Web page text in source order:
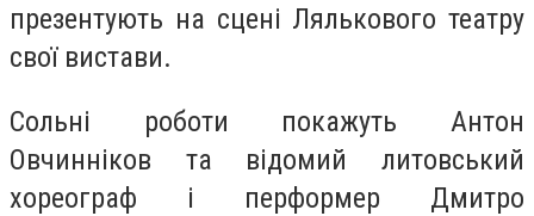
презентують на сцені Лялькового театру
свої вистави.
Сольні роботи покажуть Антон
Овчинніков та відомий литовський
хореограф і перформер Дмитро